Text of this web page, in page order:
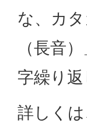
な、カ
（長音
字繰り返
詳しくは